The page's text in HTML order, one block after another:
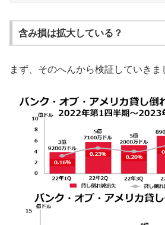
含み損は拡大している？
まず、そのへんから検証していきま